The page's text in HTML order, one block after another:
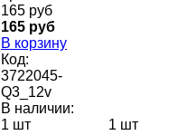
165 руб
165 руб
В корзину
Код:
3722045-
Q3_12v
В наличии:
1 шт
1 шт